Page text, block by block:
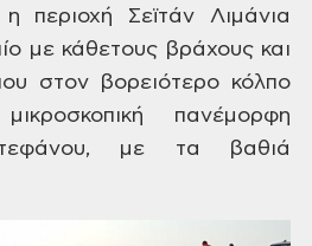
περιοχή Σεϊτάν Λιμάνια
με κάθετους βράχους και
στον βορειότερο κόλπο
πανέμορφη
με τα βαθιά